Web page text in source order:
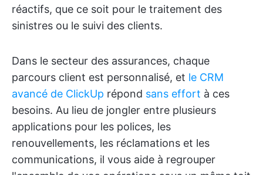
réactifs, que ce soit pour le traitement des
sinistres ou le suivi des clients.
Dans le secteur des assurances, chaque
parcours client est personnalisé, et le CRM
avancé de ClickUp répond sans effort à ces
besoins. Au lieu de jongler entre plusieurs
applications pour les polices, les
renouvellements, les réclamations et les
communications, il vous aide à regrouper